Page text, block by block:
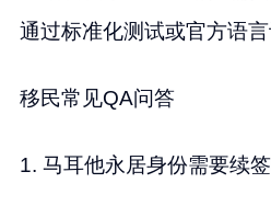
通过标准化测试或官方语言
移民常见QA问答
1. 马耳他永居身份需要续签